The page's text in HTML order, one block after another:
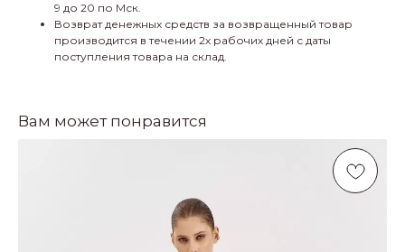
9 до 20 по Мск.
Возврат денежных средств за возвращенный товар
производится в течении 2х рабочих дней с даты
поступления товара на склад.
Вам может понравится